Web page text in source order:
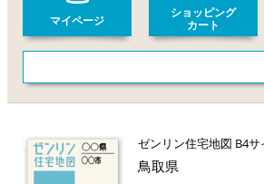
マイページ
ショッピング
カート
ゼンリン住宅地図 B4サ
鳥取県